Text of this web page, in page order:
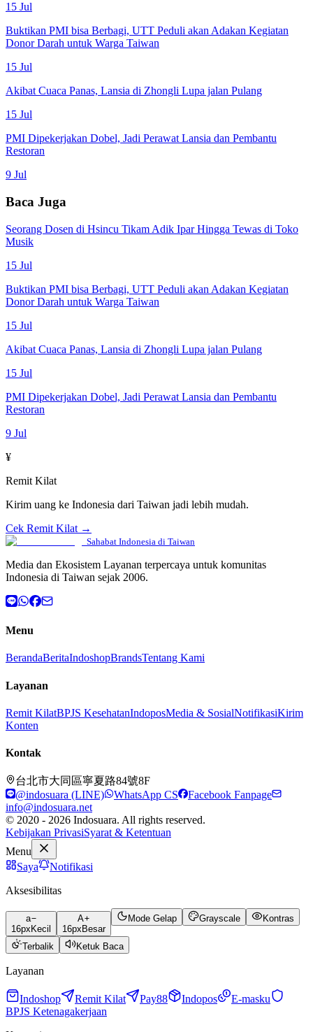
15 Jul
Buktikan PMI bisa Berbagi, UTT Peduli akan Adakan Kegiatan
Donor Darah untuk Warga Taiwan
15 Jul
Akibat Cuaca Panas, Lansia di Zhongli Lupa jalan Pulang
15 Jul
PMI Dipekerjakan Dobel, Jadi Perawat Lansia dan Pembantu
Restoran
9 Jul
Baca Juga
Seorang Dosen di Hsincu Tikam Adik Ipar Hingga Tewas di Toko
Musik
15 Jul
Buktikan PMI bisa Berbagi, UTT Peduli akan Adakan Kegiatan
Donor Darah untuk Warga Taiwan
15 Jul
Akibat Cuaca Panas, Lansia di Zhongli Lupa jalan Pulang
15 Jul
PMI Dipekerjakan Dobel, Jadi Perawat Lansia dan Pembantu
Restoran
9 Jul
¥
Remit Kilat
Kirim uang ke Indonesia dari Taiwan jadi lebih mudah.
Cek Remit Kilat →
Sahabat Indonesia di Taiwan
Media dan Ekosistem Layanan terpercaya untuk komunitas
Indonesia di Taiwan sejak 2006.
Menu
BerandaBeritaIndoshopBrandsTentang Kami
Layanan
Remit KilatBPJS KesehatanIndoposMedia & SosialNotifikasiKirim
Konten
Kontak
台北市大同區寧夏路84號8F
@indosuara (LINE)
WhatsApp CS
Facebook Fanpage
info@indosuara.net
© 2020 - 2026 Indosuara. All rights reserved.
Kebijakan PrivasiSyarat & Ketentuan
Menu
Saya
Notifikasi
Aksesibilitas
a
16px Kecil
A
16px Besar
Mode Gelap Grayscale Kontras
Terbalik Ketuk Baca
Layanan
Indoshop Remit Kilat Pay88 Indopos
E-masku
BPJS Ketenagakerjaan